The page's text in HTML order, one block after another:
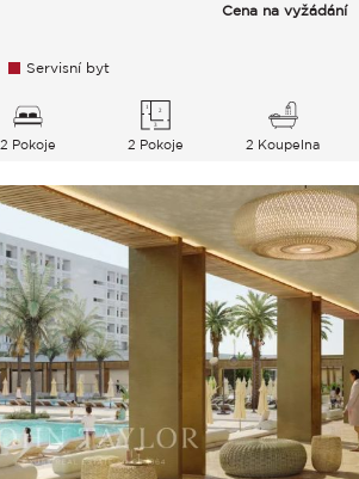
Cena na vyžádání
Servisní byt
2 Pokoje 2 Pokoje 2 Koupelna